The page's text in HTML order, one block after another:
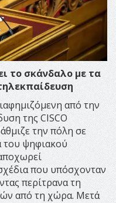
το σκάνδαλο με τα
από την
της CISCO
την πόλη σε
του ψηφιακού
που υπόσχονταν
περίτρανα τη
από τη χώρα. Μετά